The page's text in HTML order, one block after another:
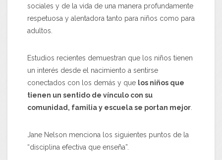
sociales y de la vida de una manera profundamente
respetuosa y alentadora tanto para niños como para
adultos.
Estudios recientes demuestran que los niños tienen
un interés desde el nacimiento a sentirse
conectados con los demás y que los niños que
tienen un sentido de vínculo con su
comunidad, familia y escuela se portan mejor.
Jane Nelson menciona los siguientes puntos de la
“disciplina efectiva que enseña”.